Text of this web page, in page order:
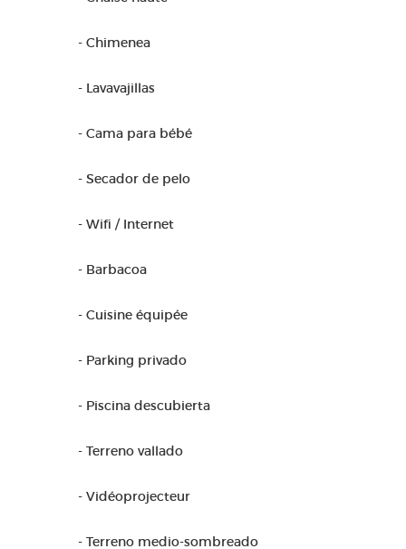
- Chimenea
- Lavavajillas
- Cama para bébé
- Secador de pelo
- Wifi / Internet
- Barbacoa
- Cuisine équipée
- Parking privado
- Piscina descubierta
- Terreno vallado
- Vidéoprojecteur
- Terreno medio-sombreado